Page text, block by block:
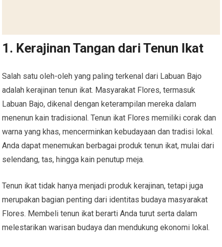
1. Kerajinan Tangan dari Tenun Ikat
Salah satu oleh-oleh yang paling terkenal dari Labuan Bajo
adalah kerajinan tenun ikat. Masyarakat Flores, termasuk
Labuan Bajo, dikenal dengan keterampilan mereka dalam
menenun kain tradisional. Tenun ikat Flores memiliki corak dan
warna yang khas, mencerminkan kebudayaan dan tradisi lokal.
Anda dapat menemukan berbagai produk tenun ikat, mulai dari
selendang, tas, hingga kain penutup meja.
Tenun ikat tidak hanya menjadi produk kerajinan, tetapi juga
merupakan bagian penting dari identitas budaya masyarakat
Flores. Membeli tenun ikat berarti Anda turut serta dalam
melestarikan warisan budaya dan mendukung ekonomi lokal.